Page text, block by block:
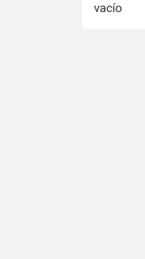
vacío